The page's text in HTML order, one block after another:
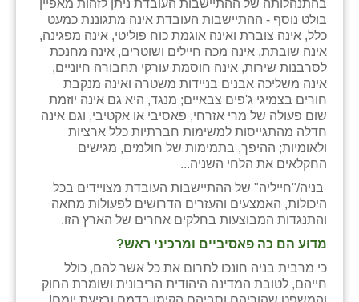
בהתנהלותה של ההתיישבות העובדת ניתן לזהות מאפיין
בולט נוסף - ההתיישבות העובדת אינה מתגוננת כמעט
כלל, אינה צוברת ואינה אוגמת כוח פוליטי, אינה מפגינה,
אינה שובתת, אינה מכה חיילים ושוטרים, אינה מחנכת
לסרבנות שירות, אינה חוסמת עורקי תחבורה חיוניים,
אינה משליכה אבנים בניידות משטרה ואינה מנקבת
חורים בצמיגי ג'פים צבאיים; מנגד, היא גם אינה יוזמת
שום פעולה של מרי אזרחי, פאסיבי או אקטיבי, וגם אינה
חדלה מהתגייסות למשימות חברתיות כלל ארציות
ולאומיות; ההיפך, בתמימות של חולמים, מגישים
החקלאים את הלחי השניה...
בניה/"חייליה" של ההתיישבות העובדת מצויידים בכל
היכולות, האמצעים והעזרים הדרושים לפעולות מחאה
והתנגדות המבוצעות בחלקים אחרים של הארץ הזו.
מדוע הם כה פאסיביים ומרכיני ראש?
כי מרבית בניה חונכו לתרום את כל אשר להם, כולל
חייהם, לטובת המדינה היהודית הריבונית ושומרת החוק